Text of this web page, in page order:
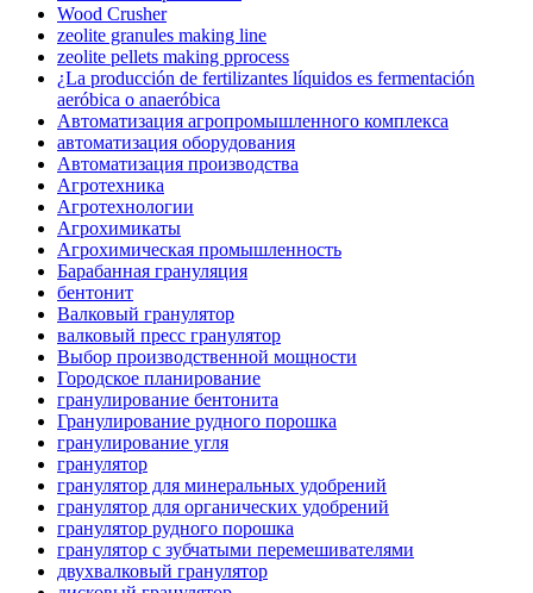
Wood Crusher
zeolite granules making line
zeolite pellets making pprocess
¿La producción de fertilizantes líquidos es fermentación
aeróbica o anaeróbica
Автоматизация агропромышленного комплекса
автоматизация оборудования
Автоматизация производства
Агротехника
Агротехнологии
Агрохимикаты
Агрохимическая промышленность
Барабанная грануляция
бентонит
Валковый гранулятор
валковый пресс гранулятор
Выбор производственной мощности
Городское планирование
гранулирование бентонита
Гранулирование рудного порошка
гранулирование угля
гранулятор
гранулятор для минеральных удобрений
гранулятор для органических удобрений
гранулятор рудного порошка
гранулятор с зубчатыми перемешивателями
двухвалковый гранулятор